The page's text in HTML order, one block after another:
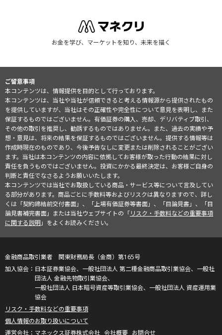
お金を学び、マーケットを知り、未来を描く
ご留意事項
本コンテンツは、情報提供を目的として行っております。
本コンテンツは、当社や当社が信頼できると考える情報源から提供されたもの
を提供していますが、当社はその正確性や完全性について意見を表明し、また
保証するものではございません。有価証券の購入、売却、デリバティブ取引、
その他の取引を推奨し、勧誘するものではありません。また、過去の実績や予
想・意見は、将来の結果を保証するものではございません。提供する情報等は
作成時現在のものであり、今後予告なしに変更または削除されることがござい
ます。当社は本コンテンツの内容に依拠してお客様が取った行動の結果に対し
責任を負うものではございません。投資にかかる最終決定は、お客様ご自身の
判断と責任でなさるようお願いいたします。
本コンテンツでは当社でお取扱している商品・サービス等について言及してい
る部分があります。商品ごとに手数料等およびリスクは異なりますので、詳し
くは「契約締結前交付書面」、「上場有価証券等書面」、「目論見書」、「目
論見書補完書面」または当社ウェブサイトの「リスク・手数料などの重要事項
に関する説明」をよくお読みください。
金融商品取引業者 関東財務局長（金商）第165号
日本証券業協会、一般社団法人 第二種金融商品取引業協会、一般社
団法人 金融先物取引業協会、
一般社団法人 日本暗号資産等取引業協会、一般社団法人 資産運用業
協会
リスク・手数料などの重要事項
個人情報のお取り扱いについて
マネックス証券株式会社 会社概要 お問合せ